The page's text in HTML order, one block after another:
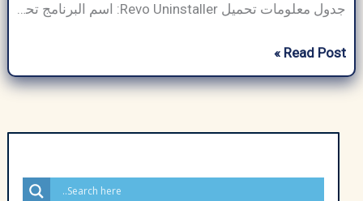
جدول معلومات تحميل Revo Uninstaller: اسم البرنامج تحميل Revo Uninstaller حجم البرنامج ~7 ميجا بايت (يختلف حسب الإصدار والمنصة) مطور برمجيات Revo Uninstaller فئة البرنامج برامج فائدة نوع الملف ملف قابل للتنفيذ (.exe لنظام Windows، .apk لنظام Android) متوافق مع ويندوز، أندرويد لغة متعدد اللغات (بما في ذلك الإنجليزية والإسبانية وما إلى ذلك) الناشر عرب […]
تحميل
برنامج
Revo
Read Post »